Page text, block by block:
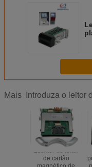
Mais Introduza o leitor
Escritor do leitor
de cartão